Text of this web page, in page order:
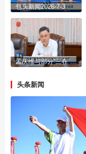
包头新闻2026-7-3
孟庆维与部分“三在”企业“一对一”见面
头条新闻